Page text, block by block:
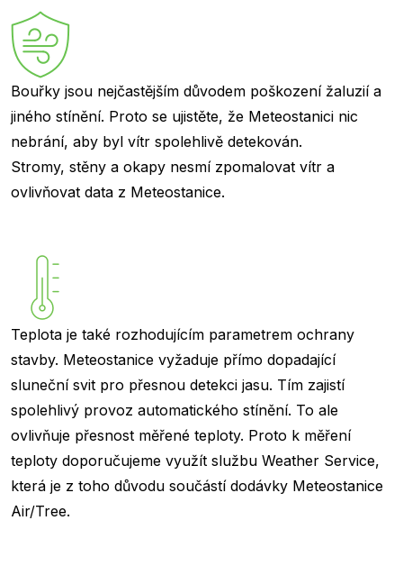
Bouřky jsou nejčastějším důvodem poškození žaluzií a
jiného stínění. Proto se ujistěte, že Meteostanici nic
nebrání, aby byl vítr spolehlivě detekován.
Stromy, stěny a okapy nesmí zpomalovat vítr a
ovlivňovat data z Meteostanice.
Teplota je také rozhodujícím parametrem ochrany
stavby. Meteostanice vyžaduje přímo dopadající
sluneční svit pro přesnou detekci jasu. Tím zajistí
spolehlivý provoz automatického stínění. To ale
ovlivňuje přesnost měřené teploty. Proto k měření
teploty doporučujeme využít službu Weather Service,
která je z toho důvodu součástí dodávky Meteostanice
Air/Tree.